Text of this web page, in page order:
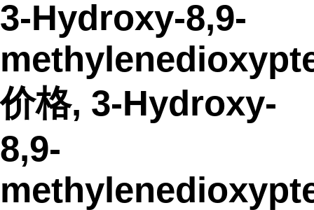
3-Hydroxy-8,9-
价格, 3-Hydroxy-
8,9-